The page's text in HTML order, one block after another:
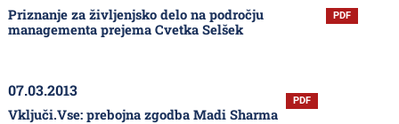
Priznanje za življenjsko delo na področju
managementa prejema Cvetka Selšek
PDF
07.03.2013
Vključi.Vse: prebojna zgodba Madi Sharma
PDF